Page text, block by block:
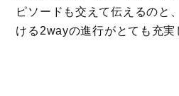
ピソードも交えて伝えるのと
ける2wayの進行がとても充実